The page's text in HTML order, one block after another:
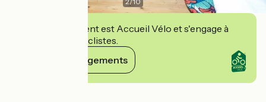
Cet établissement est Accueil Vélo et s'engage à
accueillir des cyclistes.
Voir ses engagements